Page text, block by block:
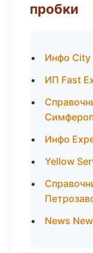
пробки
Инфо City
ИП Fast
Инфо
Yellow
News